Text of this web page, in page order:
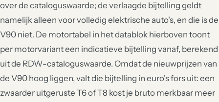
over de cataloguswaarde; de verlaagde bijtelling geldt
namelijk alleen voor volledig elektrische auto's, en die is de
V90 niet. De motortabel in het datablok hierboven toont
per motorvariant een indicatieve bijtelling vanaf, berekend
uit de RDW-cataloguswaarde. Omdat de nieuwprijzen van
de V90 hoog liggen, valt die bijtelling in euro's fors uit: een
zwaarder uitgeruste T6 of T8 kost je bruto merkbaar meer